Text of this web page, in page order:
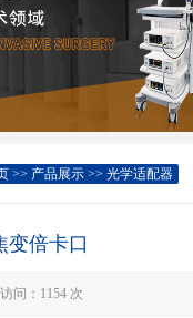
>> 产品展示>> 光学适配器
变倍卡口
问：1154 次